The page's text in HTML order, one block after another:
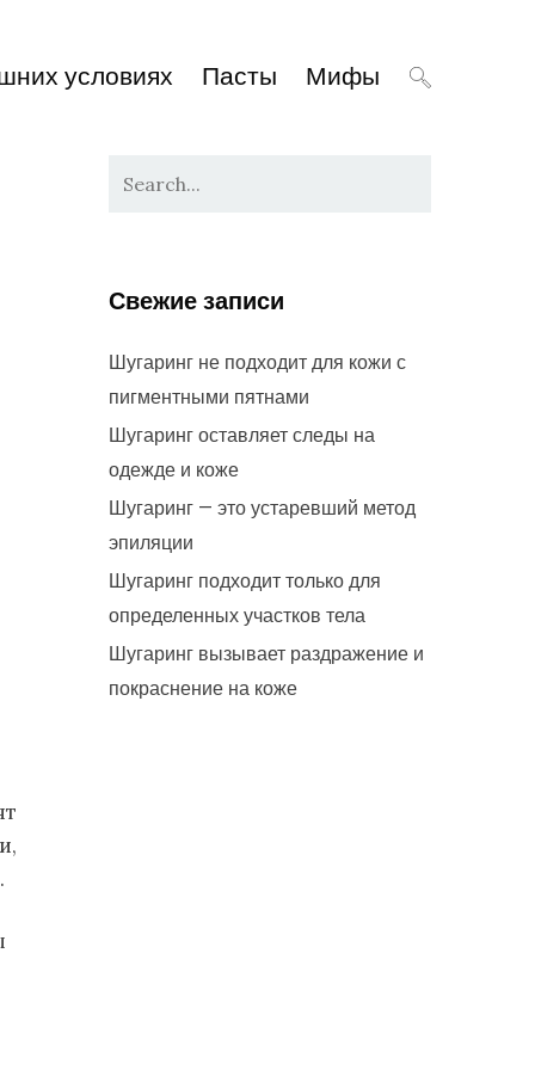
условиях Пасты Мифы
Свежие записи
Шугаринг не подходит для кожи с
пигментными пятнами
Шугаринг оставляет следы на
одежде и коже
Шугаринг — это устаревший метод
эпиляции
Шугаринг подходит только для
определенных участков тела
Шугаринг вызывает раздражение и
покраснение на коже